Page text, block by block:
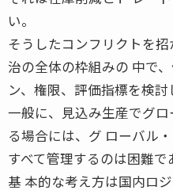
い。
そうしたコンフリクトを
治の全体の枠組みの 中で
ン、権限、評価指標を検討
一般に、見込み生産でグ
る場合には、グ ローバル
すべて管理するのは困難で
基 本的な考え方は国内ロ